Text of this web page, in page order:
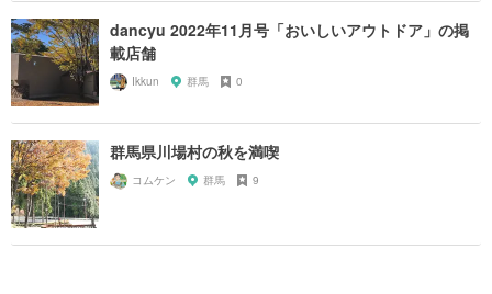
dancyu 2022年11月号「おいしいアウトドア」の掲
載店舗
Ikkun 群馬 0
群馬県川場村の秋を満喫
コムケン 群馬 9